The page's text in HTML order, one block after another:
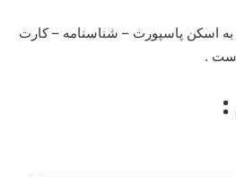
به اسکن پاسپورت – شناسنامه – کارت
.
: